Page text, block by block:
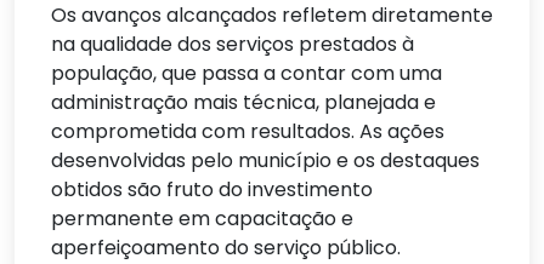
Os avanços alcançados refletem diretamente
na qualidade dos serviços prestados à
população, que passa a contar com uma
administração mais técnica, planejada e
comprometida com resultados. As ações
desenvolvidas pelo município e os destaques
obtidos são fruto do investimento
permanente em capacitação e
aperfeiçoamento do serviço público.